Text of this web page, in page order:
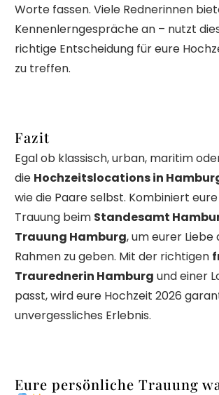
Worte fassen. Viele Rednerinnen
Kennenlerngespräche an – nutzt
richtige Entscheidung für eure
zu treffen.
Fazit
Egal ob klassisch, urban, maritim
die Hochzeitslocations in
wie die Paare selbst. Kombiniert
Trauung beim Standesamt
Trauung Hamburg, um eurer
Rahmen zu geben. Mit der richtigen
Traurednerin Hamburg und einer
passt, wird eure Hochzeit 2026
unvergessliches Erlebnis.
Eure persönliche Trauung